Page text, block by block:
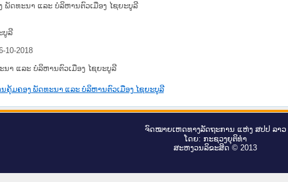
ພັດທະນາ ແລະ ບໍລິຫານຕົວເມືອງ ໄຊຍະບູລີ
ບູລີ
10-2018
າ ແລະ ບໍລິຫານຕົວເມືອງ ໄຊຍະບູລີ
ຄຸ້ມຄອງ ພັດທະນາ ແລະ ບໍລິຫານຕົວເມືອງ ໄຊຍະບູລີ
ຈົດ​ໝາຍ​ເຫດ​ທາງ​ລັດ​ຖະ​ການ ແຫ່ງ ສ​ປ​ປ ລາວ
ໂດຍ: ກະ​ຊວງຍຸ​ຕິ​ທຳ
ສະ​ຫງວນ​ລິ​ຂະ​ສິດ © 2013